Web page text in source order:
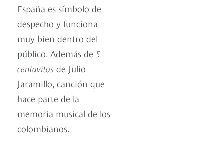
España es símbolo de
despecho y funciona
muy bien dentro del
público. Además de 5
centavitos de Julio
Jaramillo, canción que
hace parte de la
memoria musical de los
colombianos.